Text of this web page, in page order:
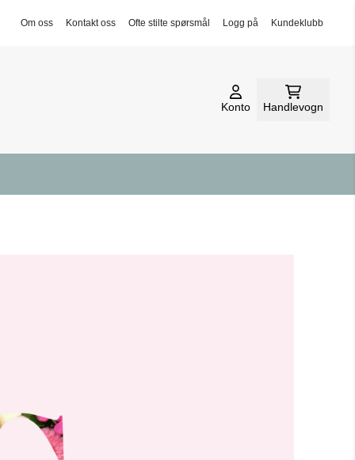
Om oss Kontakt oss Ofte stilte spørsmål Logg på Kundeklubb
Konto Handlevogn